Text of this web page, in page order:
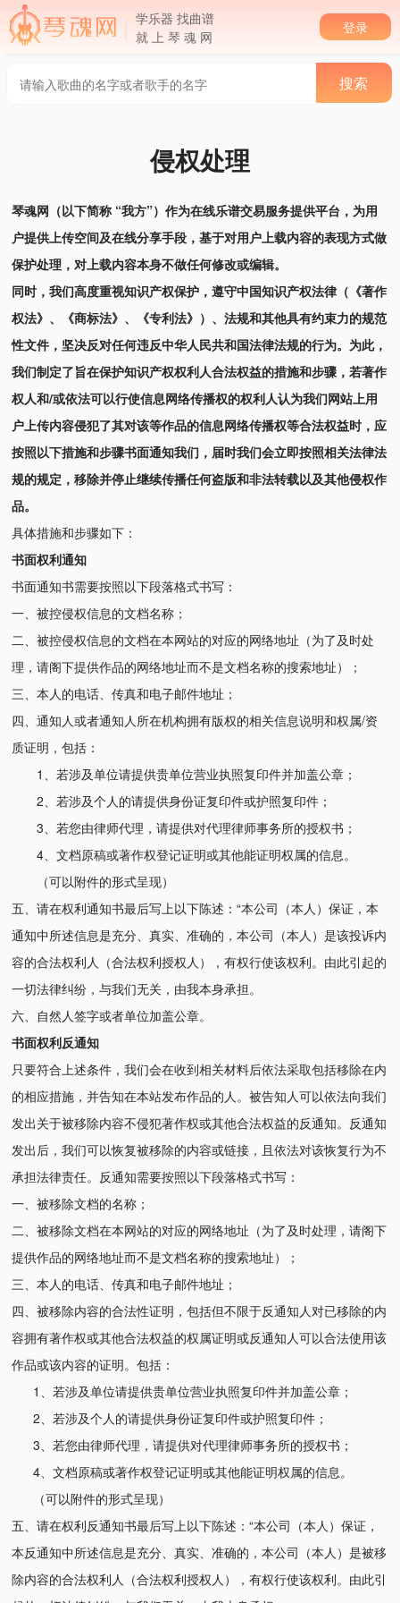
学乐器 找曲谱
就 上 琴 魂 网
登录
侵权处理
琴魂网（以下简称 “我方”）作为在线乐谱交易服务提供平台，为用
户提供上传空间及在线分享手段，基于对用户上载内容的表现方式做
保护处理，对上载内容本身不做任何修改或编辑。
同时，我们高度重视知识产权保护，遵守中国知识产权法律（《著作
权法》、《商标法》、《专利法》）、法规和其他具有约束力的规范
性文件，坚决反对任何违反中华人民共和国法律法规的行为。为此，
我们制定了旨在保护知识产权权利人合法权益的措施和步骤，若著作
权人和/或依法可以行使信息网络传播权的权利人认为我们网站上用
户上传内容侵犯了其对该等作品的信息网络传播权等合法权益时，应
按照以下措施和步骤书面通知我们，届时我们会立即按照相关法律法
规的规定，移除并停止继续传播任何盗版和非法转载以及其他侵权作
品。
具体措施和步骤如下：
书面权利通知
书面通知书需要按照以下段落格式书写：
一、被控侵权信息的文档名称；
二、被控侵权信息的文档在本网站的对应的网络地址（为了及时处
理，请阁下提供作品的网络地址而不是文档名称的搜索地址）；
三、本人的电话、传真和电子邮件地址；
四、通知人或者通知人所在机构拥有版权的相关信息说明和权属/资
质证明，包括：
1、若涉及单位请提供贵单位营业执照复印件并加盖公章；
2、若涉及个人的请提供身份证复印件或护照复印件；
3、若您由律师代理，请提供对代理律师事务所的授权书；
4、文档原稿或著作权登记证明或其他能证明权属的信息。
（可以附件的形式呈现）
五、请在权利通知书最后写上以下陈述：“本公司（本人）保证，本
通知中所述信息是充分、真实、准确的，本公司（本人）是该投诉内
容的合法权利人（合法权利授权人），有权行使该权利。由此引起的
一切法律纠纷，与我们无关，由我本身承担。
六、自然人签字或者单位加盖公章。
书面权利反通知
只要符合上述条件，我们会在收到相关材料后依法采取包括移除在内
的相应措施，并告知在本站发布作品的人。被告知人可以依法向我们
发出关于被移除内容不侵犯著作权或其他合法权益的反通知。反通知
发出后，我们可以恢复被移除的内容或链接，且依法对该恢复行为不
承担法律责任。反通知需要按照以下段落格式书写：
一、被移除文档的名称；
二、被移除文档在本网站的对应的网络地址（为了及时处理，请阁下
提供作品的网络地址而不是文档名称的搜索地址）；
三、本人的电话、传真和电子邮件地址；
四、被移除内容的合法性证明，包括但不限于反通知人对已移除的内
容拥有著作权或其他合法权益的权属证明或反通知人可以合法使用该
作品或该内容的证明。包括：
1、若涉及单位请提供贵单位营业执照复印件并加盖公章；
2、若涉及个人的请提供身份证复印件或护照复印件；
3、若您由律师代理，请提供对代理律师事务所的授权书；
4、文档原稿或著作权登记证明或其他能证明权属的信息。
（可以附件的形式呈现）
五、请在权利反通知书最后写上以下陈述：“本公司（本人）保证，
本反通知中所述信息是充分、真实、准确的，本公司（本人）是被移
除内容的合法权利人（合法权利授权人），有权行使该权利。由此引